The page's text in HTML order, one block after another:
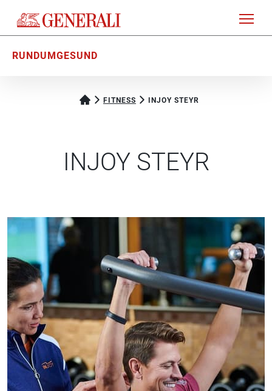
RUNDUMGESUND
FITNESS INJOY STEYR
INJOY STEYR